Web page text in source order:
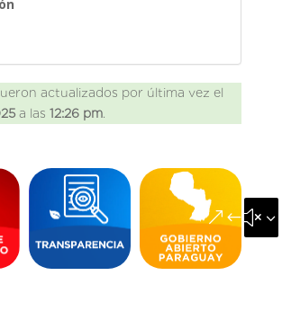
actualizados por última vez el
a las 12:26 pm.